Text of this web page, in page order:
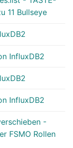
11 Bullseye
InfluxDB2
InfluxDB2
-
FSMO Rollen